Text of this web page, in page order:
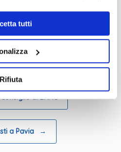
tutti
Rifiuta
di ENAC
a Pavia →